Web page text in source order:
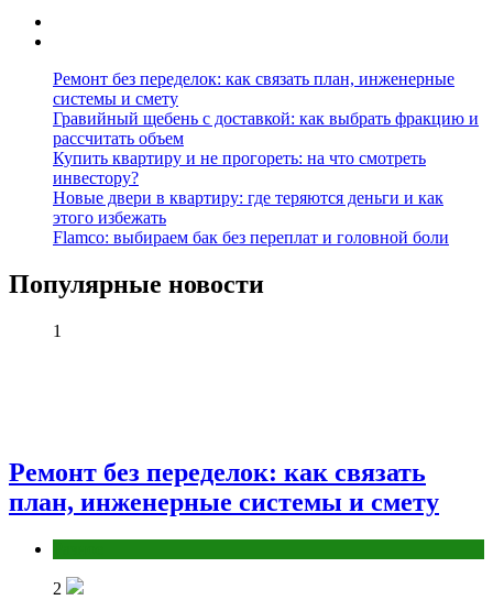
Ремонт без переделок: как связать план, инженерные
системы и смету
Гравийный щебень с доставкой: как выбрать фракцию и
рассчитать объем
Купить квартиру и не прогореть: на что смотреть
инвестору?
Новые двери в квартиру: где теряются деньги и как
этого избежать
Flamco: выбираем бак без переплат и головной боли
Популярные новости
1
Ремонт без переделок: как связать
план, инженерные системы и смету
2